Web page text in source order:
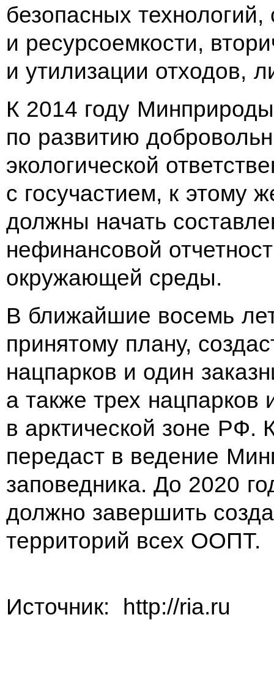
безопасных
и ресурсоемкости,
и утилизации отходов,
К 2014 году
по развитию
экологической
с госучастием, к этому
должны начать
нефинансовой
окружающей среды.
В ближайшие восемь
принятому плану,
нацпарков и один
а также трех нацпарков
в арктической зоне РФ.
передаст в ведение
заповедника. До 2020
должно завершить
территорий всех ООПТ.
Источник: http://ria.ru